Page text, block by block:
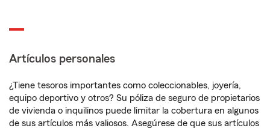
Artículos personales
¿Tiene tesoros importantes como coleccionables, joyería,
equipo deportivo y otros? Su póliza de seguro de propietarios
de vivienda o inquilinos puede limitar la cobertura en algunos
de sus artículos más valiosos. Asegúrese de que sus artículos